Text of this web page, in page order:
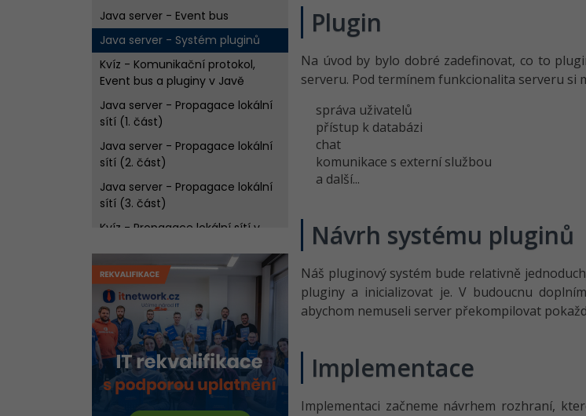
Java server - Event bus
Java server - Systém pluginů
Kvíz - Komunikační protokol,
Event bus a pluginy v Javě
Java server - Propagace lokální
sítí (1. část)
Java server - Propagace lokální
sítí (2. část)
Java server - Propagace lokální
sítí (3. část)
Kvíz - Propagace lokální sítí v
Java server - Vylepšení systému
pluginů
Java chat - Klient - Seznámení
se s kostrou aplikace
Java chat - Klient - Zobrazení
lokálních serverů
Kvíz - Pluginy a zobrazení
lokálních serverů v Javě
Plugin
Na úvod by bylo dobré zadefinovat, co to
serveru. Pod termínem funkcionalita serveru si
správa uživatelů
přístup k databázi
chat
komunikace s externí službou
a další...
Návrh systému pluginů
Náš pluginový systém bude relativně
pluginy a inicializovat je. V budoucnu
abychom nemuseli server překompilovat
Implementace
Implementaci začneme návrhem rozhraní,